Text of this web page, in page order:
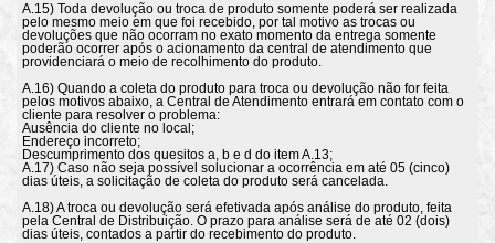
A.15) Toda devolução ou troca de produto somente poderá ser realizada
pelo mesmo meio em que foi recebido, por tal motivo as trocas ou
devoluções que não ocorram no exato momento da entrega somente
poderão ocorrer após o acionamento da central de atendimento que
providenciará o meio de recolhimento do produto.
A.16) Quando a coleta do produto para troca ou devolução não for feita
pelos motivos abaixo, a Central de Atendimento entrará em contato com o
cliente para resolver o problema:
Ausência do cliente no local;
Endereço incorreto;
Descumprimento dos quesitos a, b e d do item A.13;
A.17) Caso não seja possível solucionar a ocorrência em até 05 (cinco)
dias úteis, a solicitação de coleta do produto será cancelada.
A.18) A troca ou devolução será efetivada após análise do produto, feita
pela Central de Distribuição. O prazo para análise será de até 02 (dois)
dias úteis, contados a partir do recebimento do produto.